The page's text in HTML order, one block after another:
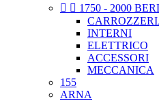
  1750 - 2000
INTERNI
ELETTRICO
ACCESSORI
MECCANICA
155
ARNA